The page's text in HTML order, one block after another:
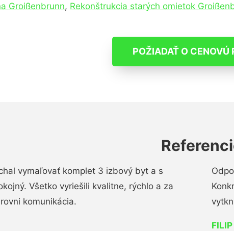
Groißenbrunn, Rekonštrukcia starých omietok
POŽIADAŤ O CENOVÚ
vymaľovať komplet 3 izbový byt a s
Všetko vyriešili kvalitne, rýchlo a za
komunikácia.
FILIP